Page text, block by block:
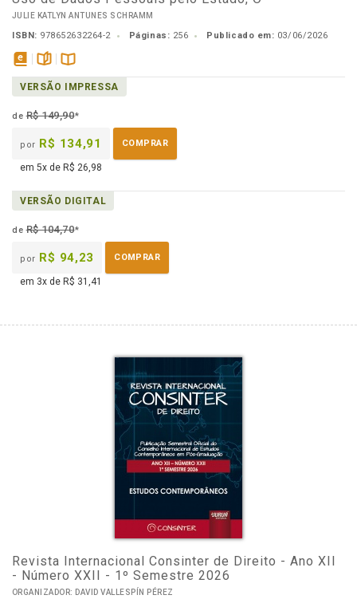
JULIE KATLYN ANTUNES SCHRAMM
ISBN: 978652632264-2 Páginas: 256 Publicado em: 03/06/2026
disponível
em
páginasDisponível
na
VERSÃO IMPRESSA
deR$ 149,90*
por R$ 134,91 COMPRAR
em 5x de R$ 26,98
VERSÃO DIGITAL
deR$ 104,70*
por R$ 94,23 COMPRAR
em 3x de R$ 31,41
Revista Internacional Consinter de Direito - Ano XII
- Número XXII - 1º Semestre 2026
ORGANIZADOR: DAVID VALLESPÍN PÉREZ